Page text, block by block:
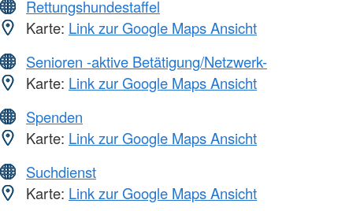
Rettungshundestaffel
Karte: Link zur Google Maps Ansicht
Senioren -aktive Betätigung/Netzwerk-
Karte: Link zur Google Maps Ansicht
Spenden
Karte: Link zur Google Maps Ansicht
Suchdienst
Karte: Link zur Google Maps Ansicht